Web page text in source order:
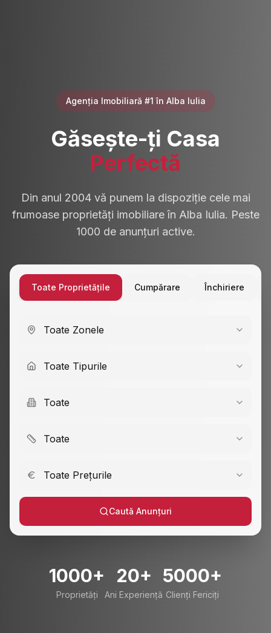
Agenția Imobiliară #1 în Alba Iulia
Găsește-ți Casa
Perfectă
Din anul 2004 vă punem la dispoziție cele mai
frumoase proprietăți imobiliare în Alba Iulia. Peste
1000 de anunțuri active.
Toate Proprietățile Cumpărare Închiriere
Toate Zonele
Toate Tipurile
Toate
Toate
Toate Prețurile
Caută Anunțuri
1000+
Proprietăți
20+
Ani Experiență
5000+
Clienți Fericiți